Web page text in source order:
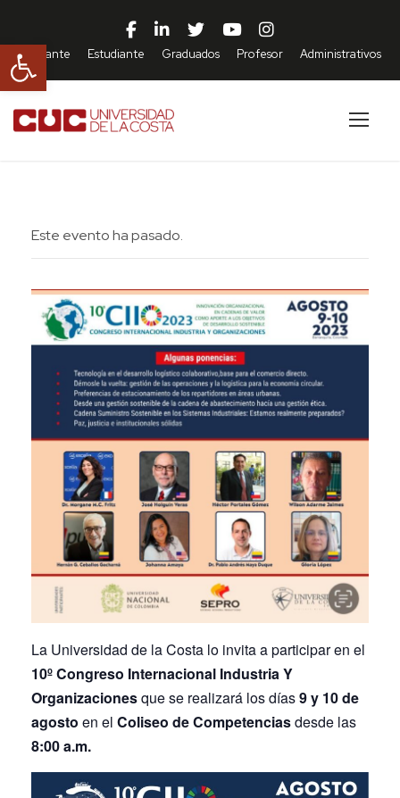
Abrir barra de herramientas
Aspirante Estudiante Graduados Profesor Administrativos
Este evento ha pasado.
La Universidad de la Costa lo invita a participar en el
10º Congreso Internacional Industria Y
Organizacionesque se realizará los días9 y 10 de
agosto en el Coliseo de Competenciasdesde las
8:00 a.m.